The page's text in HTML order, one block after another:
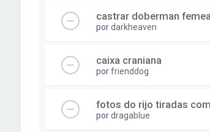
castrar doberman
pordarkheaven
caixa craniana
porfrienddog
fotos do rijo tiradas
pordragablue